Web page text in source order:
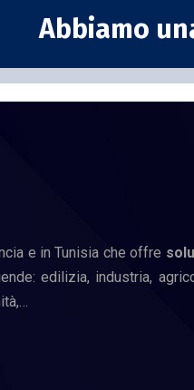
Abbiamo
e in Tunisia che offre
edilizia, industria,